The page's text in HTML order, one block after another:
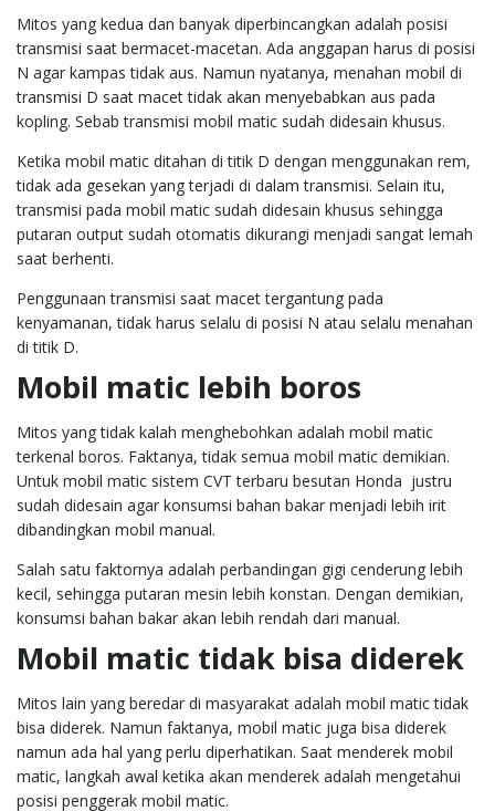
Mitos yang kedua dan banyak diperbincangkan adalah posisi
transmisi saat bermacet-macetan. Ada anggapan harus di posisi
N agar kampas tidak aus. Namun nyatanya, menahan mobil di
transmisi D saat macet tidak akan menyebabkan aus pada
kopling. Sebab transmisi mobil matic sudah didesain khusus.
Ketika mobil matic ditahan di titik D dengan menggunakan rem,
tidak ada gesekan yang terjadi di dalam transmisi. Selain itu,
transmisi pada mobil matic sudah didesain khusus sehingga
putaran output sudah otomatis dikurangi menjadi sangat lemah
saat berhenti.
Penggunaan transmisi saat macet tergantung pada
kenyamanan, tidak harus selalu di posisi N atau selalu menahan
di titik D.
Mobil matic lebih boros
Mitos yang tidak kalah menghebohkan adalah mobil matic
terkenal boros. Faktanya, tidak semua mobil matic demikian.
Untuk mobil matic sistem CVT terbaru besutan Honda justru
sudah didesain agar konsumsi bahan bakar menjadi lebih irit
dibandingkan mobil manual.
Salah satu faktornya adalah perbandingan gigi cenderung lebih
kecil, sehingga putaran mesin lebih konstan. Dengan demikian,
konsumsi bahan bakar akan lebih rendah dari manual.
Mobil matic tidak bisa diderek
Mitos lain yang beredar di masyarakat adalah mobil matic tidak
bisa diderek. Namun faktanya, mobil matic juga bisa diderek
namun ada hal yang perlu diperhatikan. Saat menderek mobil
matic, langkah awal ketika akan menderek adalah mengetahui
posisi penggerak mobil matic.